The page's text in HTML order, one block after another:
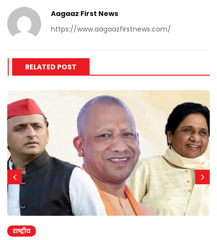
Aagaaz First News
https://www.aagaazfirstnews.com/
RELATED POST
राष्ट्रीय